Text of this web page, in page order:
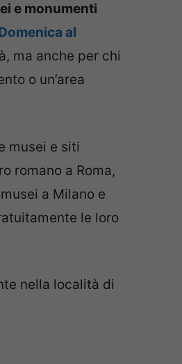
e monumenti
al
ma anche per chi
o un’area
musei e siti
romano a Roma,
a Milano e
le loro
nella località di